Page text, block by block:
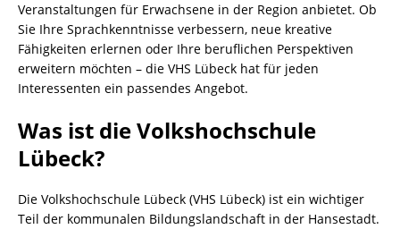
Veranstaltungen für Erwachsene in der Region anbietet. Ob
Sie Ihre Sprachkenntnisse verbessern, neue kreative
Fähigkeiten erlernen oder Ihre beruflichen Perspektiven
erweitern möchten – die VHS Lübeck hat für jeden
Interessenten ein passendes Angebot.
Was ist die Volkshochschule
Lübeck?
Die Volkshochschule Lübeck (VHS Lübeck) ist ein wichtiger
Teil der kommunalen Bildungslandschaft in der Hansestadt.